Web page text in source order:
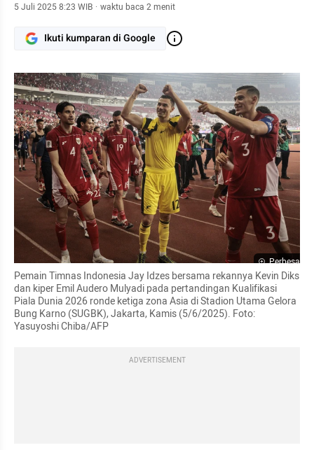
5 Juli 2025 8:23 WIB · waktu baca 2 menit
Ikuti kumparan di Google
Perbesar
Pemain Timnas Indonesia Jay Idzes bersama rekannya Kevin Diks
dan kiper Emil Audero Mulyadi pada pertandingan Kualifikasi
Piala Dunia 2026 ronde ketiga zona Asia di Stadion Utama Gelora
Bung Karno (SUGBK), Jakarta, Kamis (5/6/2025). Foto:
Yasuyoshi Chiba/AFP
ADVERTISEMENT